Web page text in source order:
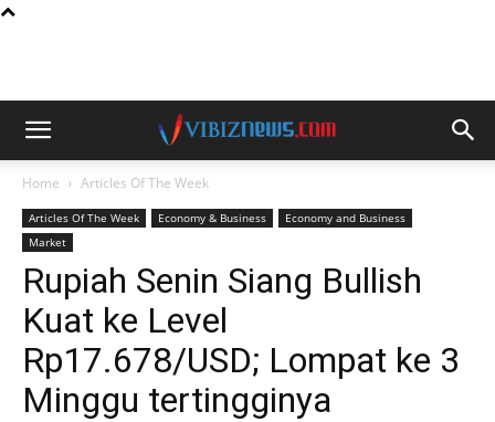
Home Articles Of The Week
Articles Of The Week Economy & Business
Economy and Business
Market
Rupiah Senin Siang Bullish
Kuat ke Level
Rp17.678/USD; Lompat ke 3
Minggu tertingginya